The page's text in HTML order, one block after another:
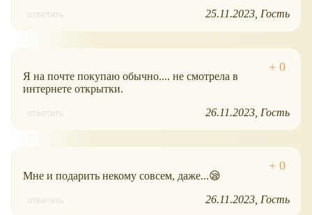
ответить 25.11.2023 Гость
Я на почте покупаю обычно.... не смотрела в
интернете открытки.
ответить 26.11.2023 Гость
Мне и подарить некому совсем, даже...😪
ответить 26.11.2023 Гость